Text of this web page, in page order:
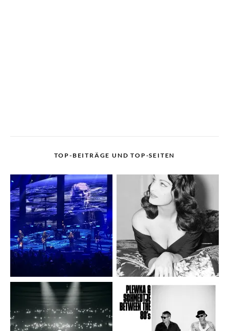
TOP-BEITRÄGE UND TOP-SEITEN